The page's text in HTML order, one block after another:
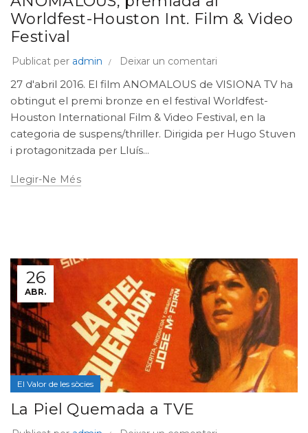
Worldfest-Houston Int. Film & Video
Festival
Publicat per admin Deixar un comentari
27 d'abril 2016. El film ANOMALOUS de VISIONA TV ha
obtingut el premi bronze en el festival Worldfest-
Houston International Film & Video Festival, en la
categoria de suspens/thriller. Dirigida per Hugo Stuven
i protagonitzada per Lluís...
Llegir-Ne Més
26
ABR.
El Valor de les sòcies
La Piel Quemada a TVE